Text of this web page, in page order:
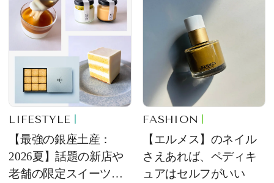
LIFESTYLE
【最強の銀座土産：
2026夏】話題の新店や
老舗の限定スイーツを
FASHION
【エルメス】のネイル
さえあれば、ペディキ
ュアはセルフがいい